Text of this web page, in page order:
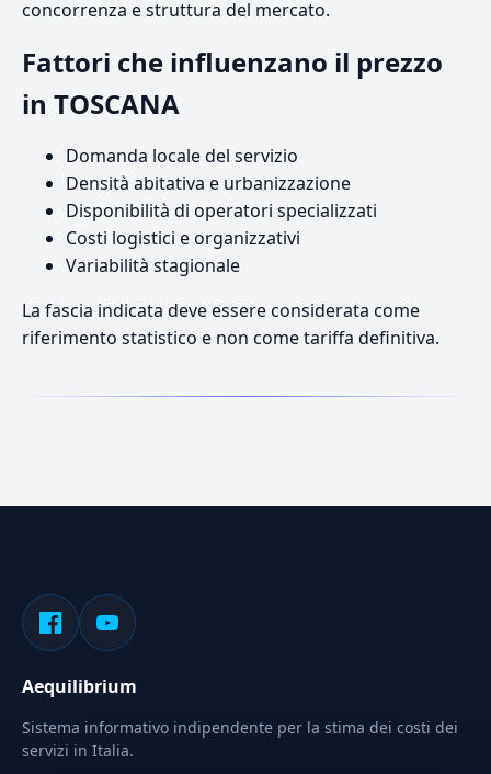
concorrenza e struttura del mercato.
Fattori che influenzano il prezzo
in TOSCANA
Domanda locale del servizio
Densità abitativa e urbanizzazione
Disponibilità di operatori specializzati
Costi logistici e organizzativi
Variabilità stagionale
La fascia indicata deve essere considerata come
riferimento statistico e non come tariffa definitiva.
Aequilibrium
Sistema informativo indipendente per la stima dei costi dei
servizi in Italia.